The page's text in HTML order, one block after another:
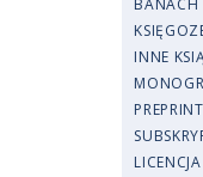
BANACH
INNE